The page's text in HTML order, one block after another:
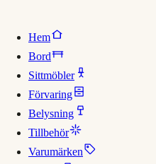
Hem
Bord
Sittmöbler
Förvaring
Belysning
Tillbehör
Varumärken